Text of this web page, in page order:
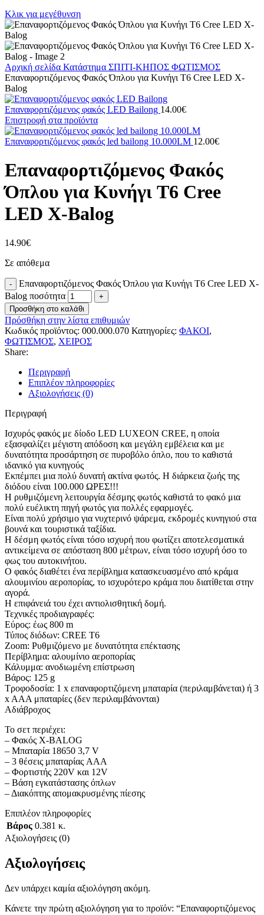
Κλικ για μεγέθυνση
Αρχική σελίδα Κατάστημα ΣΠΙΤΙ-ΚΗΠΟΣ ΦΩΤΙΣΜΟΣ
Επαναφορτιζόμενος Φακός Όπλου για Κυνήγι T6 Cree LED X-
Balog
Επαναφορτιζόμενος φακός LED Bailong 14.00€
Επιστροφή στα προϊόντα
Επαναφορτιζόμενος φακός led bailong 10.000LM 12.00€
Επαναφορτιζόμενος Φακός
Όπλου για Κυνήγι T6 Cree
LED X-Balog
14.90€
Σε απόθεμα
Επαναφορτιζόμενος Φακός Όπλου για Κυνήγι T6 Cree LED X-
Balog ποσότητα
Προσθήκη στο καλάθι
Πρόσθήκη στην λίστα επιθυμιών
Κωδικός προϊόντος: 000.000.070 Κατηγορίες: ΦΑΚΟΙ,
ΦΩΤΙΣΜΟΣ, ΧΕΙΡΟΣ
Share:
Περιγραφή
Επιπλέον πληροφορίες
Αξιολογήσεις (0)
Περιγραφή
Ισχυρός φακός με δίοδο LED LUXEON CREE, η οποία
εξασφαλίζει μέγιστη απόδοση και μεγάλη εμβέλεια και με
δυνατότητα προσάρτηση σε πυροβόλο όπλο, που το καθιστά
ιδανικό για κυνηγούς
Εκπέμπει μια πολύ δυνατή ακτίνα φωτός. Η διάρκεια ζωής της
διόδου είναι 100.000 ΩΡΕΣ!!!
Η ρυθμιζόμενη λειτουργία δέσμης φωτός καθιστά το φακό μια
πολύ ευέλικτη πηγή φωτός για πολλές εφαρμογές.
Είναι πολύ χρήσιμο για νυχτερινό ψάρεμα, εκδρομές κυνηγιού στα
βουνά και τουριστικά ταξίδια.
Η δέσμη φωτός είναι τόσο ισχυρή που φωτίζει αποτελεσματικά
αντικείμενα σε απόσταση 800 μέτρων, είναι τόσο ισχυρή όσο το
φως του αυτοκινήτου.
Ο φακός διαθέτει ένα περίβλημα κατασκευασμένο από κράμα
αλουμινίου αεροπορίας, το ισχυρότερο κράμα που διατίθεται στην
αγορά.
Η επιφάνειά του έχει αντιολισθητική δομή.
Τεχνικές προδιαγραφές:
Εύρος: έως 800 m
Τύπος διόδων: CREE T6
Zoom: Ρυθμιζόμενο με δυνατότητα επέκτασης
Περίβλημα: αλουμίνιο αεροπορίας
Κάλυμμα: ανοδιωμένη επίστρωση
Βάρος: 125 g
Τροφοδοσία: 1 x επαναφορτιζόμενη μπαταρία (περιλαμβάνεται) ή 3
x AAA μπαταρίες (δεν περιλαμβάνονται)
Αδιάβροχος
Το σετ περιέχει:
– Φακός X-BALOG
– Μπαταρία 18650 3,7 V
– 3 θέσεις μπαταρίας AAA
– Φορτιστής 220V και 12V
– Βάση εγκατάστασης όπλων
– Διακόπτης απομακρυσμένης πίεσης
Επιπλέον πληροφορίες
Βάρος 0.381 κ.
Αξιολογήσεις (0)
Αξιολογήσεις
Δεν υπάρχει καμία αξιολόγηση ακόμη.
Κάνετε την πρώτη αξιολόγηση για το προϊόν: “Επαναφορτιζόμενος